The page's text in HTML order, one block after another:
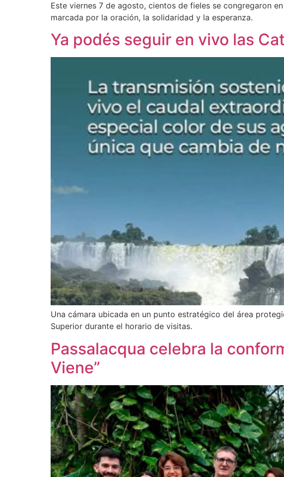
Este viernes 7 de agosto, cientos de fieles se congregaron
marcada por la oración, la solidaridad y la esperanza.
Ya podés seguir en vivo las
Una cámara ubicada en un punto estratégico del área
Superior durante el horario de visitas.
Passalacqua celebra la
Viene”